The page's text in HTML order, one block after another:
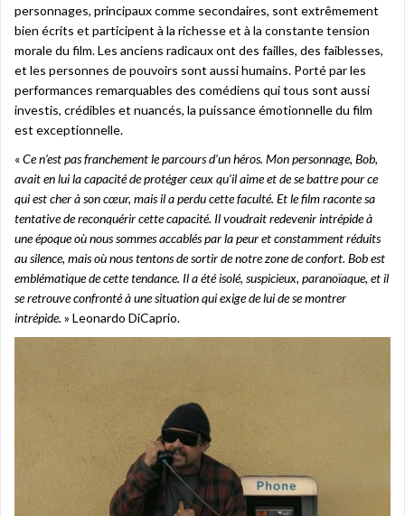
personnages, principaux comme secondaires, sont extrêmement
bien écrits et participent à la richesse et à la constante tension
morale du film. Les anciens radicaux ont des failles, des faiblesses,
et les personnes de pouvoirs sont aussi humains. Porté par les
performances remarquables des comédiens qui tous sont aussi
investis, crédibles et nuancés, la puissance émotionnelle du film
est exceptionnelle.
«Ce n’est pas franchement le parcours d’un héros. Mon personnage, Bob,
avait en lui la capacité de protéger ceux qu’il aime et de se battre pour ce
qui est cher à son cœur, mais il a perdu cette faculté. Et le film raconte sa
tentative de reconquérir cette capacité. Il voudrait redevenir intrépide à
une époque où nous sommes accablés par la peur et constamment réduits
au silence, mais où nous tentons de sortir de notre zone de confort. Bob est
emblématique de cette tendance. Il a été isolé, suspicieux, paranoïaque, et il
se retrouve confronté à une situation qui exige de lui de se montrer
intrépide. » Leonardo DiCaprio.